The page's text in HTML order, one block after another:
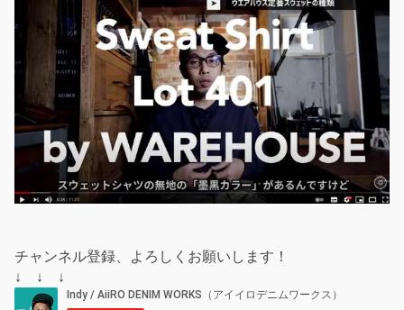
チャンネル登録、よろしくお願いします！
↓ ↓ ↓